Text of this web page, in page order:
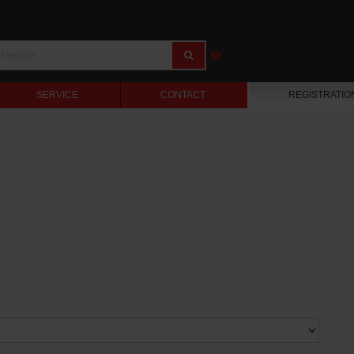
SERVICE CONTACT